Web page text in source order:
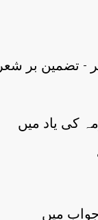
- تضمين بر شعر
کی ياد ميں
ميں